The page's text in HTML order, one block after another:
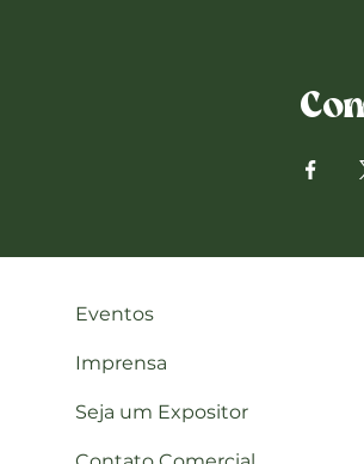
Eventos
Imprensa
Seja um Expositor